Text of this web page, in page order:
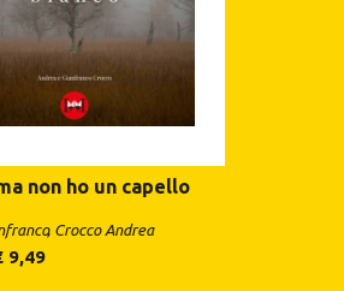
non ho un capello
Crocco Andrea
9,49